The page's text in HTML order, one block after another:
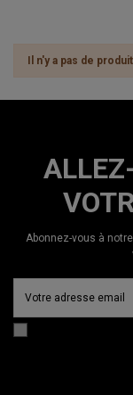
Il n'y a pas de
Abonnez-vous à